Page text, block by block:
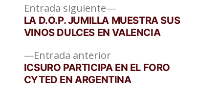
Navegación
de
entradas
Entrada anteriorEntrada
anterior:
ICSURO PARTICIPA EN EL FORO
CYTED EN ARGENTINA
Entrada siguiente
Entrada
siguiente:
LA D.O.P. JUMILLA MUESTRA SUS
VINOS DULCES EN VALENCIA